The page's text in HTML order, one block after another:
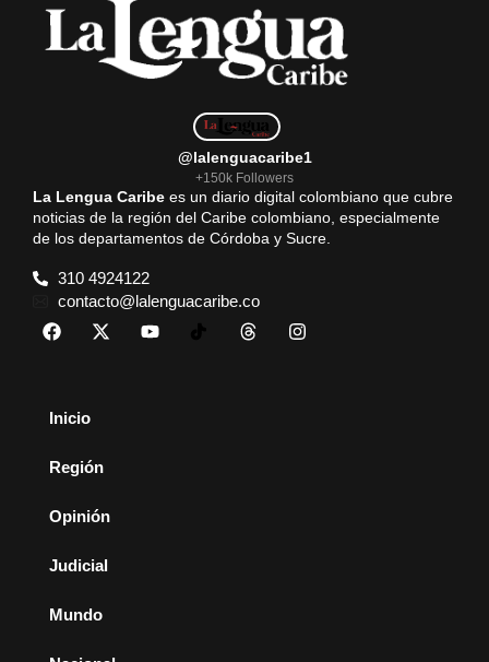
@lalenguacaribe1
+150k Followers
La Lengua Caribe es un diario digital colombiano que cubre
noticias de la región del Caribe colombiano, especialmente
de los departamentos de Córdoba y Sucre.
310 4924122
contacto@lalenguacaribe.co
Inicio
Región
Opinión
Judicial
Mundo